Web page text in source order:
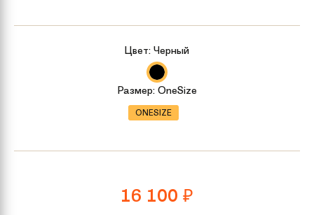
16 100 ₽
Цвет: Черный
Размер: OneSize
ONESIZE